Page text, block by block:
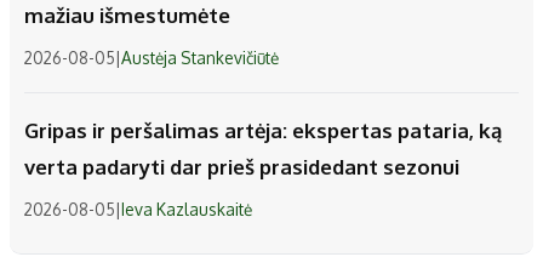
mažiau išmestumėte
2026-08-05|Austėja Stankevičiūtė
Gripas ir peršalimas artėja: ekspertas pataria, ką
verta padaryti dar prieš prasidedant sezonui
2026-08-05|Ieva Kazlauskaitė